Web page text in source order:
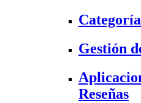
Gestión
Reseñas